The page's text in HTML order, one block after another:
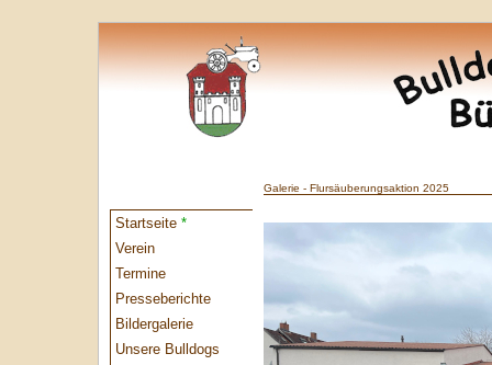
Startseite *
Verein
Termine
Presseberichte
Bildergalerie
Unsere Bulldogs
Galerie - Flursäuberungsaktion 2025